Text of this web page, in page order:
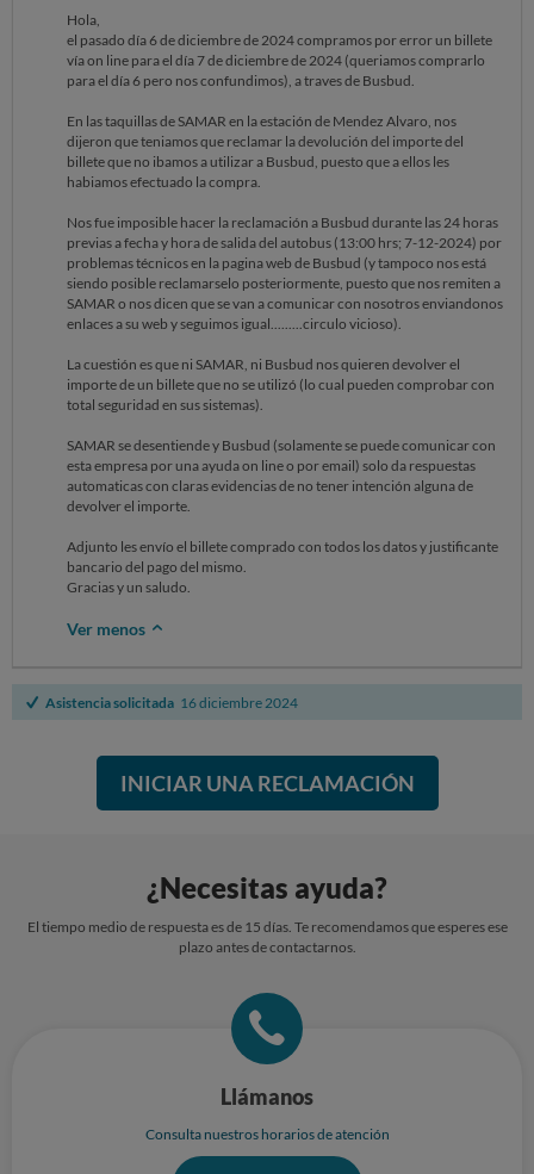
Hola,
el pasado día 6 de diciembre de 2024 compramos por error un billete
vía on line para el día 7 de diciembre de 2024 (queriamos comprarlo
para el día 6 pero nos confundimos), a traves de Busbud.
En las taquillas de SAMAR en la estación de Mendez Alvaro, nos
dijeron que teniamos que reclamar la devolución del importe del
billete que no ibamos a utilizar a Busbud, puesto que a ellos les
habiamos efectuado la compra.
Nos fue imposible hacer la reclamación a Busbud durante las 24 horas
previas a fecha y hora de salida del autobus (13:00 hrs; 7-12-2024) por
problemas técnicos en la pagina web de Busbud (y tampoco nos está
siendo posible reclamarselo posteriormente, puesto que nos remiten a
SAMAR o nos dicen que se van a comunicar con nosotros enviandonos
enlaces a su web y seguimos igual.........circulo vicioso).
La cuestión es que ni SAMAR, ni Busbud nos quieren devolver el
importe de un billete que no se utilizó (lo cual pueden comprobar con
total seguridad en sus sistemas).
SAMAR se desentiende y Busbud (solamente se puede comunicar con
esta empresa por una ayuda on line o por email) solo da respuestas
automaticas con claras evidencias de no tener intención alguna de
devolver el importe.
Adjunto les envío el billete comprado con todos los datos y justificante
bancario del pago del mismo.
Gracias y un saludo.
Ver menos
Asistencia solicitada 16 diciembre 2024
INICIAR UNA RECLAMACIÓN
¿Necesitas ayuda?
El tiempo medio de respuesta es de 15 días. Te recomendamos que esperes ese
plazo antes de contactarnos.
Llámanos
Consulta nuestros horarios de atención